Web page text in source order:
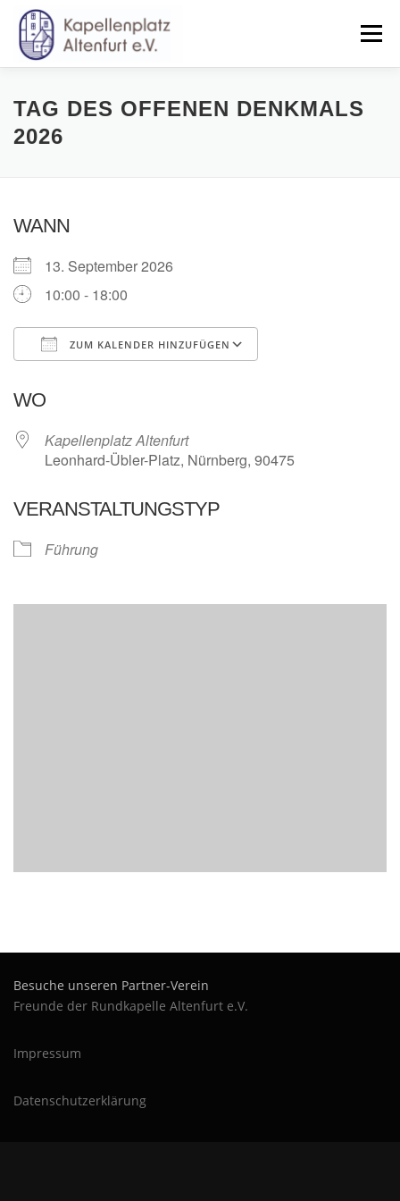
Inhalt
springen
Menü
HOME NEWS VERANSTALTUNGEN
TAG DES OFFENEN DENKMALS
2026
WANN
13. September 2026
10:00 - 18:00
ZUM KALENDER HINZUFÜGEN
WO
Kapellenplatz Altenfurt
Leonhard-Übler-Platz, Nürnberg, 90475
VERANSTALTUNGSTYP
Führung
Besuche unseren Partner-Verein
Freunde der Rundkapelle Altenfurt e.V.
Impressum
Datenschutzerklärung